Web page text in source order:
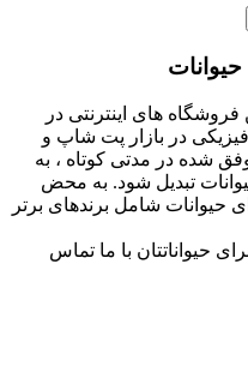
های اینترنتی در
در بازار پت شاپ و
شده در مدتی کوتاه ، به
تبدیل شود. به محض
حیوانات شامل برندهای برتر
حیواناتتان با ما تماس